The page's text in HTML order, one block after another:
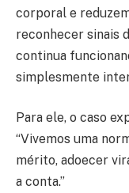
corporal e
reconhecer sinais
continua
simplesmente
Para ele, o caso
“Vivemos uma
mérito, adoecer
a conta.”